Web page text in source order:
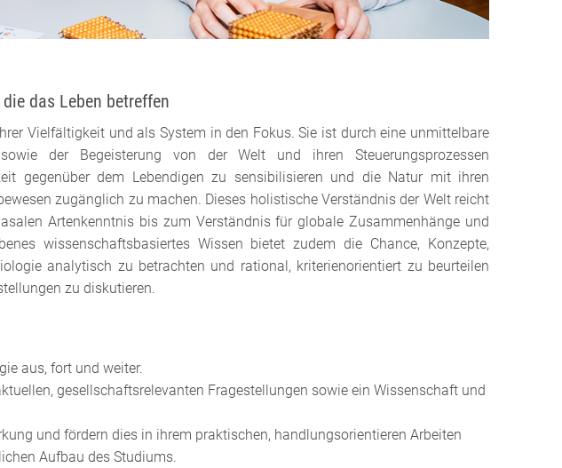
das Leben betreffen
Vielfältigkeit und als System in den Fokus. Sie ist durch eine unmittelbare
der Begeisterung von der Welt und ihren Steuerungsprozessen
gegenüber dem Lebendigen zu sensibilisieren und die Natur mit ihren
zugänglich zu machen. Dieses holistische Verständnis der Welt reicht
Artenkenntnis bis zum Verständnis für globale Zusammenhänge und
wissenschaftsbasiertes Wissen bietet zudem die Chance, Konzepte,
analytisch zu betrachten und rational, kriterienorientiert zu beurteilen
zu diskutieren.
aus, fort und weiter.
gesellschaftsrelevanten Fragestellungen sowie ein Wissenschaft und
und fördern dies in ihrem praktischen, handlungsorientieren Arbeiten
Aufbau des Studiums.